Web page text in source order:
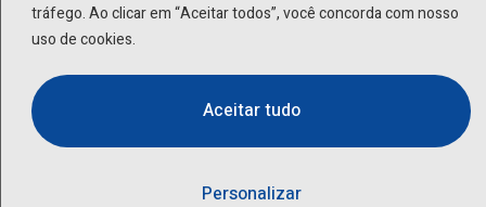
tráfego. Ao clicar em “Aceitar todos”, você concorda com nosso
uso de cookies.
Personalizar
Aceitar tudo